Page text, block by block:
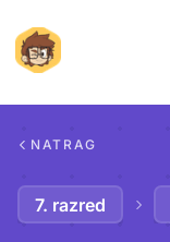
NATRAG
7. razred